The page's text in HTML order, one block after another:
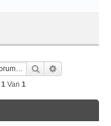
Zoek
1 Van 1